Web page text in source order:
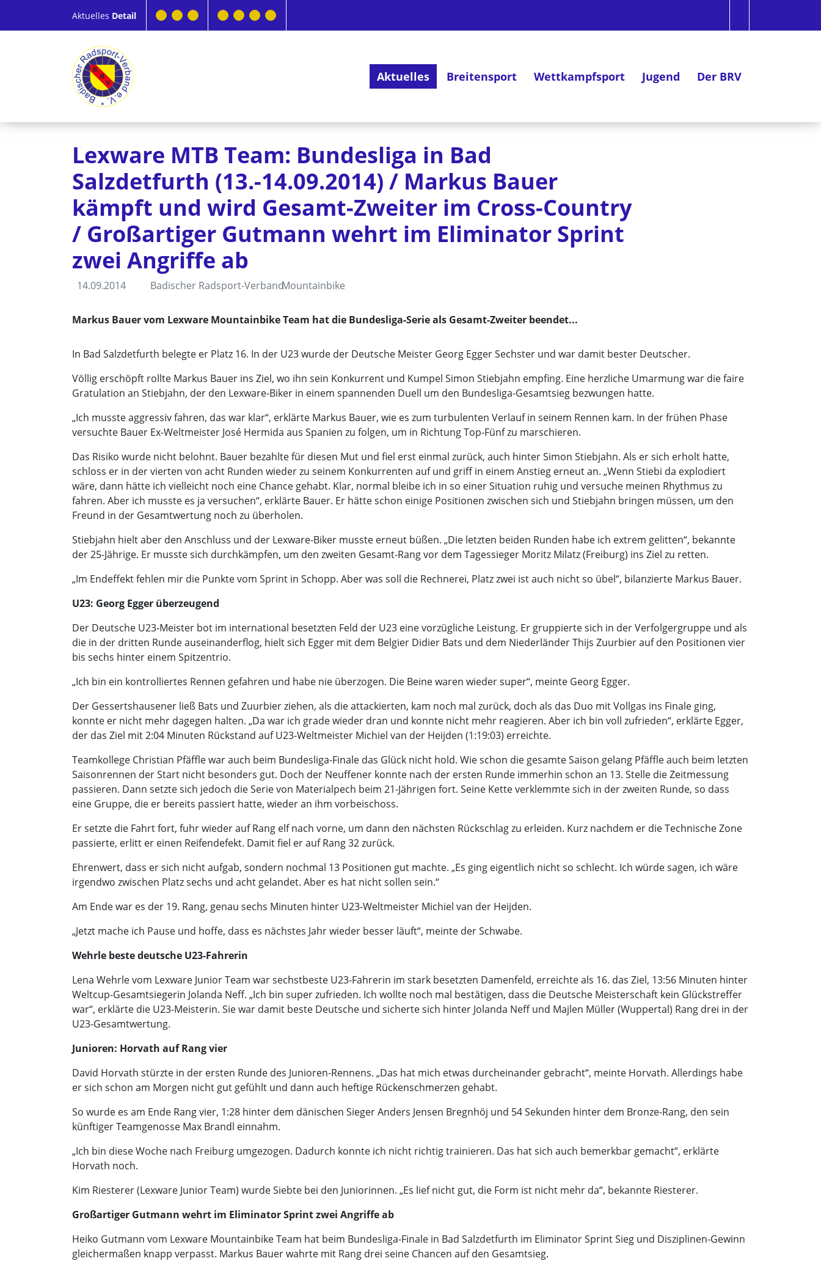
Aktuelles Detail
Aktuelles Breitensport Wettkampfsport Jugend Der BRV
Lexware MTB Team: Bundesliga in Bad
Salzdetfurth (13.-14.09.2014) / Markus Bauer
kämpft und wird Gesamt-Zweiter im Cross-Country
/ Großartiger Gutmann wehrt im Eliminator Sprint
zwei Angriffe ab
14.09.2014 Badischer Radsport-VerbandMountainbike
Markus Bauer vom Lexware Mountainbike Team hat die Bundesliga-Serie als Gesamt-Zweiter beendet...
In Bad Salzdetfurth belegte er Platz 16. In der U23 wurde der Deutsche Meister Georg Egger Sechster und war damit bester Deutscher.
Völlig erschöpft rollte Markus Bauer ins Ziel, wo ihn sein Konkurrent und Kumpel Simon Stiebjahn empfing. Eine herzliche Umarmung war die faire
Gratulation an Stiebjahn, der den Lexware-Biker in einem spannenden Duell um den Bundesliga-Gesamtsieg bezwungen hatte.
„Ich musste aggressiv fahren, das war klar“, erklärte Markus Bauer, wie es zum turbulenten Verlauf in seinem Rennen kam. In der frühen Phase
versuchte Bauer Ex-Weltmeister José Hermida aus Spanien zu folgen, um in Richtung Top-Fünf zu marschieren.
Das Risiko wurde nicht belohnt. Bauer bezahlte für diesen Mut und fiel erst einmal zurück, auch hinter Simon Stiebjahn. Als er sich erholt hatte,
schloss er in der vierten von acht Runden wieder zu seinem Konkurrenten auf und griff in einem Anstieg erneut an. „Wenn Stiebi da explodiert
wäre, dann hätte ich vielleicht noch eine Chance gehabt. Klar, normal bleibe ich in so einer Situation ruhig und versuche meinen Rhythmus zu
fahren. Aber ich musste es ja versuchen“, erklärte Bauer. Er hätte schon einige Positionen zwischen sich und Stiebjahn bringen müssen, um den
Freund in der Gesamtwertung noch zu überholen.
Stiebjahn hielt aber den Anschluss und der Lexware-Biker musste erneut büßen. „Die letzten beiden Runden habe ich extrem gelitten“, bekannte
der 25-Jährige. Er musste sich durchkämpfen, um den zweiten Gesamt-Rang vor dem Tagessieger Moritz Milatz (Freiburg) ins Ziel zu retten.
„Im Endeffekt fehlen mir die Punkte vom Sprint in Schopp. Aber was soll die Rechnerei, Platz zwei ist auch nicht so übel“, bilanzierte Markus Bauer.
U23: Georg Egger überzeugend
Der Deutsche U23-Meister bot im international besetzten Feld der U23 eine vorzügliche Leistung. Er gruppierte sich in der Verfolgergruppe und als
die in der dritten Runde auseinanderflog, hielt sich Egger mit dem Belgier Didier Bats und dem Niederländer Thijs Zuurbier auf den Positionen vier
bis sechs hinter einem Spitzentrio.
„Ich bin ein kontrolliertes Rennen gefahren und habe nie überzogen. Die Beine waren wieder super“, meinte Georg Egger.
Der Gessertshausener ließ Bats und Zuurbier ziehen, als die attackierten, kam noch mal zurück, doch als das Duo mit Vollgas ins Finale ging,
konnte er nicht mehr dagegen halten. „Da war ich grade wieder dran und konnte nicht mehr reagieren. Aber ich bin voll zufrieden“, erklärte Egger,
der das Ziel mit 2:04 Minuten Rückstand auf U23-Weltmeister Michiel van der Heijden (1:19:03) erreichte.
Teamkollege Christian Pfäffle war auch beim Bundesliga-Finale das Glück nicht hold. Wie schon die gesamte Saison gelang Pfäffle auch beim letzten
Saisonrennen der Start nicht besonders gut. Doch der Neuffener konnte nach der ersten Runde immerhin schon an 13. Stelle die Zeitmessung
passieren. Dann setzte sich jedoch die Serie von Materialpech beim 21-Jährigen fort. Seine Kette verklemmte sich in der zweiten Runde, so dass
eine Gruppe, die er bereits passiert hatte, wieder an ihm vorbeischoss.
Er setzte die Fahrt fort, fuhr wieder auf Rang elf nach vorne, um dann den nächsten Rückschlag zu erleiden. Kurz nachdem er die Technische Zone
passierte, erlitt er einen Reifendefekt. Damit fiel er auf Rang 32 zurück.
Ehrenwert, dass er sich nicht aufgab, sondern nochmal 13 Positionen gut machte. „Es ging eigentlich nicht so schlecht. Ich würde sagen, ich wäre
irgendwo zwischen Platz sechs und acht gelandet. Aber es hat nicht sollen sein.“
Am Ende war es der 19. Rang, genau sechs Minuten hinter U23-Weltmeister Michiel van der Heijden.
„Jetzt mache ich Pause und hoffe, dass es nächstes Jahr wieder besser läuft“, meinte der Schwabe.
Wehrle beste deutsche U23-Fahrerin
Lena Wehrle vom Lexware Junior Team war sechstbeste U23-Fahrerin im stark besetzten Damenfeld, erreichte als 16. das Ziel, 13:56 Minuten hinter
Weltcup-Gesamtsiegerin Jolanda Neff. „Ich bin super zufrieden. Ich wollte noch mal bestätigen, dass die Deutsche Meisterschaft kein Glückstreffer
war“, erklärte die U23-Meisterin. Sie war damit beste Deutsche und sicherte sich hinter Jolanda Neff und Majlen Müller (Wuppertal) Rang drei in der
U23-Gesamtwertung.
Junioren: Horvath auf Rang vier
David Horvath stürzte in der ersten Runde des Junioren-Rennens. „Das hat mich etwas durcheinander gebracht“, meinte Horvath. Allerdings habe
er sich schon am Morgen nicht gut gefühlt und dann auch heftige Rückenschmerzen gehabt.
So wurde es am Ende Rang vier, 1:28 hinter dem dänischen Sieger Anders Jensen Bregnhöj und 54 Sekunden hinter dem Bronze-Rang, den sein
künftiger Teamgenosse Max Brandl einnahm.
„Ich bin diese Woche nach Freiburg umgezogen. Dadurch konnte ich nicht richtig trainieren. Das hat sich auch bemerkbar gemacht“, erklärte
Horvath noch.
Kim Riesterer (Lexware Junior Team) wurde Siebte bei den Juniorinnen. „Es lief nicht gut, die Form ist nicht mehr da“, bekannte Riesterer.
Großartiger Gutmann wehrt im Eliminator Sprint zwei Angriffe ab
Heiko Gutmann vom Lexware Mountainbike Team hat beim Bundesliga-Finale in Bad Salzdetfurth im Eliminator Sprint Sieg und Disziplinen-Gewinn
gleichermaßen knapp verpasst. Markus Bauer wahrte mit Rang drei seine Chancen auf den Gesamtsieg.